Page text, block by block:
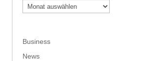
Archiv
Business
News